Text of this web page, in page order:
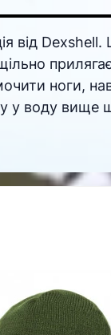
від Dexshell.
прилягає
ноги,
у воду вище